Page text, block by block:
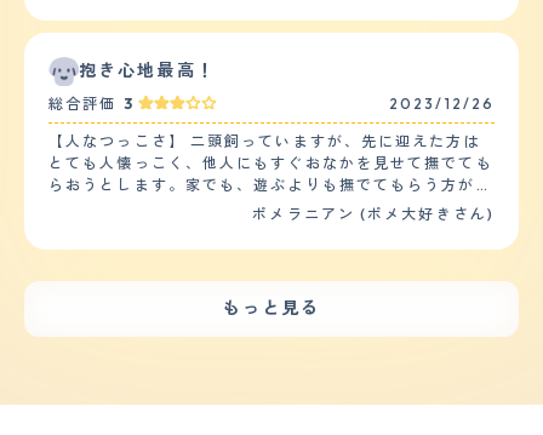
炎症が見えました。 【鳴き声】 泣き声については、無駄
せん。ものすごく機嫌が悪いときとか、ほかのこと喧嘩し
たときにまれに吠える程度で、まれに喧嘩したときにほえ
た場合、ほかの子がめったに吠えないから恐怖みたいなも
のを感じて逃げたりするのでうちの子の場合、鳴き声を上
げることはまれで、鳴き声についてもうなるような声で
す。 【総評】 ポメラニアンの好きなところは、可愛らし
い点と常に一緒にいてくれる点です。私は自宅内でお仕事
をしているため、どうしても一人で仕事をしていると気が
の実家で買われていたポメラニアンが子供を産んだからで
その子供の一匹をもらい受けたからです。迎え入れ時の不
や待てができないです。待ては覚えさせたいと思います。
運動量は朝と夕方の散歩2回で15分くらいで済ませる時も
あれば、30分くらいする時もあります。30分する時は途
中抱っこしたりして負担かけすぎないようにしています。
家の中では基本離しているので、自由に動き回っていま
す。 【お手入れ】 毛は長いので手入れが大変です。ふわ
ふわなので毛が舞っています。 シャンプーは汚れなけれ
ば2週に1回くらい、ブラッシングはほぼ毎日しています。
ちょうど換毛期だったのでふわふわ毛になり変わりました
た。 トリミングサロンには1ヶ月に1回行っており、丸く
種類なので可愛いです。 健康問題は今は特にありません
が、床のフローリングが滑って危ないのでフロアマットを
す。 【鳴き声】 鳴き声は大きくないですが、甲高いので
れて帰ってきたその日から元気でした。まるで長い間連れ
弱いので人間には懐きますが、他の犬には警戒心が強いよ
うで、怖がったり吠えたりたまにしています。 【落ち着
き】 あまり落ち着きはないと思います。しかし、身体が
小さいので落ち着きがなくてもあまり邪魔には感じませ
ん。 人懐っこい性格なので、とにかく家族から1秒も離れ
たくないようです。そばに家族がいれば大人しく寝ていま
すが、家族がトイレなどで少しでも離れるとソワソワとし
だして落ち着きがなくなります。 動物病院などに預けな
【しつけやすさ】 大型犬などに比べればあまり優秀だと
は思いませんが、しつけはしやすいと思います。 性格も
抱き心地最高！
総合評価 3 2023/12/26
【人なつっこさ】 二頭飼っていますが、先に迎えた方は
とても人懐っこく、他人にもすぐおなかを見せて撫でても
らおうとします。家でも、遊ぶよりも撫でてもらう方が好
きなようで、よくおなかを見せてアピールしてきます。
もう一頭も人懐っこく、すぐ寄ってきます。先住犬にも構
ってほしそうにしています（先住犬はあまり構いたくない
ち着きはあまりなかったです。4歳になる先住犬は家では
すぐ興奮してしまうので、落ち着く練習をしています。
ポメラニアン (ポメ大好きさん)
もっと見る